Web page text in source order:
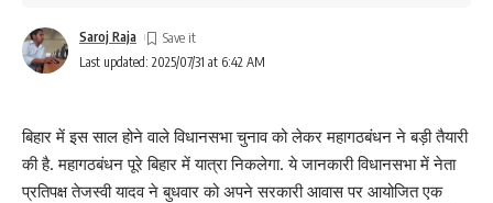
Last updated: 2025/07/31 at 6:42 AM
Saroj Raja
बिहार में इस साल होने वाले विधानसभा चुनाव को लेकर महागठबंधन ने बड़ी तैयारी
की है. महागठबंधन पूरे बिहार में यात्रा निकलेगा. ये जानकारी विधानसभा में नेता
प्रतिपक्ष तेजस्वी यादव ने बुधवार को अपने सरकारी आवास पर आयोजित एक